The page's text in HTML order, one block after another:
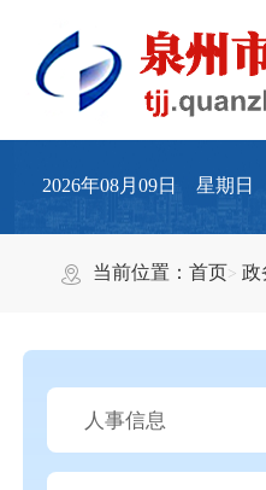
2026年08月09日 星期日
当前位置：首页 政
人事信息